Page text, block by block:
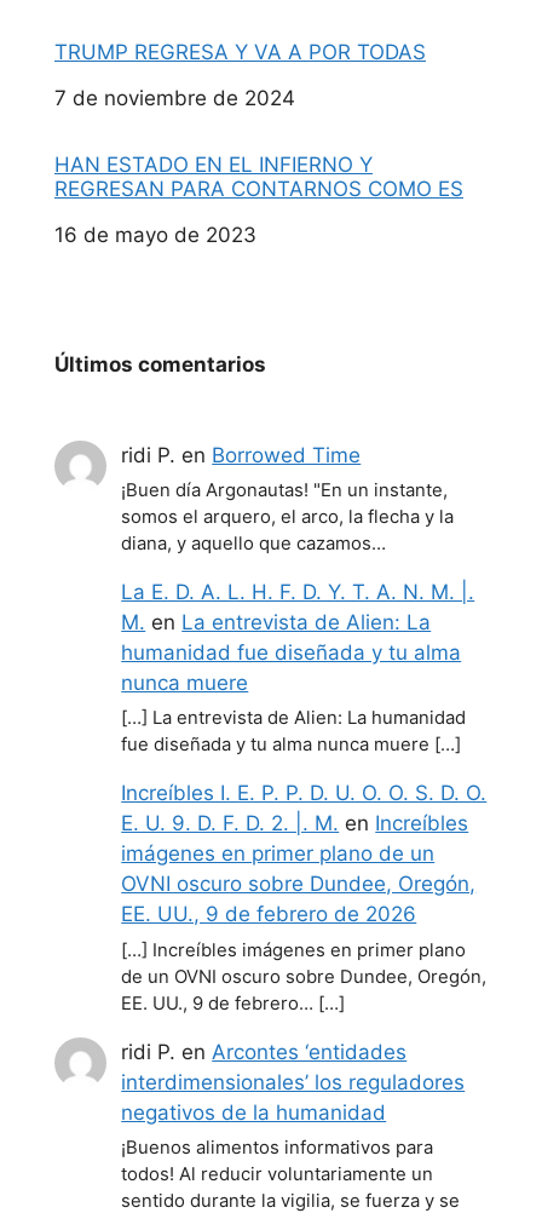
TRUMP REGRESA Y VA A POR TODAS
Fecha
7 de noviembre de 2024
HAN ESTADO EN EL INFIERNO Y
REGRESAN PARA CONTARNOS COMO ES
Fecha
16 de mayo de 2023
Últimos comentarios
ridi P. en Borrowed Time
¡Buen día Argonautas! "En un instante,
somos el arquero, el arco, la flecha y la
diana, y aquello que cazamos…
La E. D. A. L. H. F. D. Y. T. A. N. M. |.
M. en La entrevista de Alien: La
humanidad fue diseñada y tu alma
nunca muere
[…] La entrevista de Alien: La humanidad
fue diseñada y tu alma nunca muere […]
Increíbles I. E. P. P. D. U. O. O. S. D. O.
E. U. 9. D. F. D. 2. |. M. en Increíbles
imágenes en primer plano de un
OVNI oscuro sobre Dundee, Oregón,
EE. UU., 9 de febrero de 2026
[…] Increíbles imágenes en primer plano
de un OVNI oscuro sobre Dundee, Oregón,
EE. UU., 9 de febrero… […]
ridi P. en Arcontes ‘entidades
interdimensionales’ los reguladores
negativos de la humanidad
¡Buenos alimentos informativos para
todos! Al reducir voluntariamente un
sentido durante la vigilia, se fuerza y se